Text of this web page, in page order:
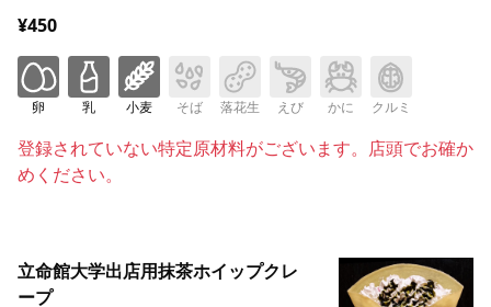
¥450
卵 乳 小麦 そば 落花生 えび かに クルミ
登録されていない特定原材料がございます。店頭でお確か
めください。
立命館大学出店用抹茶ホイップクレ
ープ